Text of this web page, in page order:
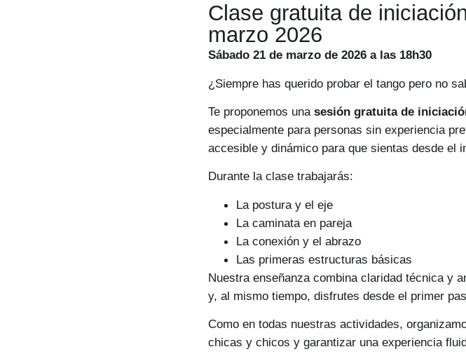
Clase gratuita de
marzo 2026
Sábado 21 de marzo de 2026 a las 18h30
¿Siempre has querido probar el tango pero no
Te proponemos una sesión gratuita de
especialmente para personas sin experiencia
accesible y dinámico para que sientas desde el
Durante la clase trabajarás:
La postura y el eje
La caminata en pareja
La conexión y el abrazo
Las primeras estructuras básicas
Nuestra enseñanza combina claridad técnica y
y, al mismo tiempo, disfrutes desde el primer
Como en todas nuestras actividades,
chicas y chicos y garantizar una experiencia